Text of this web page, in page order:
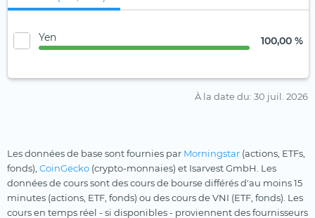
Yen 100,00 %
À la date du: 30 juil. 2026
Les données de base sont fournies par Morningstar (actions, ETFs,
fonds), CoinGecko (crypto-monnaies) et Isarvest GmbH. Les
données de cours sont des cours de bourse différés d'au moins 15
minutes (actions, ETF, fonds) ou des cours de VNI (ETF, fonds). Les
cours en temps réel - si disponibles - proviennent des fournisseurs